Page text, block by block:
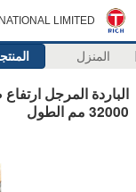
LIMITED
المنزل
الباردة المرجل
32000 مم الطول